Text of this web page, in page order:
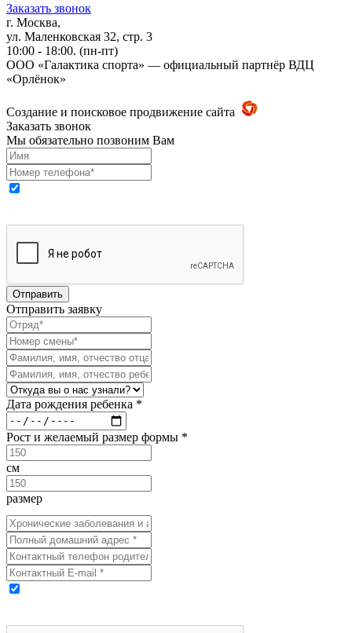
Заказать звонок
г. Москва,
ул. Маленковская 32, стр. 3
10:00 - 18:00. (пн-пт)
ООО «Галактика спорта» — официальный партнёр ВДЦ
«Орлёнок»
Создание и поисковое продвижение сайта
Заказать звонок
Мы обязательно позвоним Вам
Отправить заявку
Дата рождения ребенка *
Рост и желаемый размер формы *
см
размер